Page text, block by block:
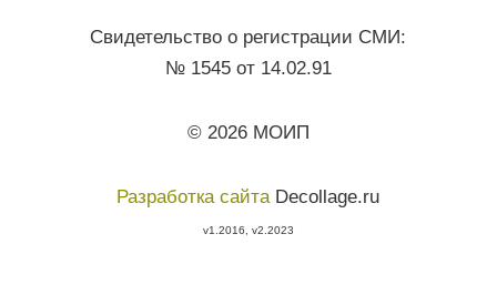
Свидетельство о регистрации СМИ:
№ 1545 от 14.02.91
© 2026 МОИП
Разработка сайта Decollage.ru
v1.2016, v2.2023